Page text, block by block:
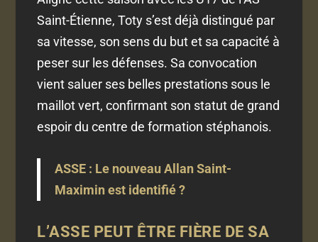
Saint-Étienne, Toty s’est déjà distingué par
sa vitesse, son sens du but et sa capacité à
peser sur les défenses. Sa convocation
vient saluer ses belles prestations sous le
maillot vert, confirmant son statut de grand
espoir du centre de formation stéphanois.
ASSE : Le nouveau Allan Saint-
Maximin est identifié ?
L’ASSE PEUT ÊTRE FIÈRE DE SA